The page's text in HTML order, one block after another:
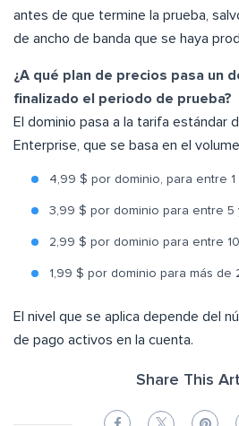
antes de que termine la prueba,
de ancho de banda que se haya
¿A qué plan de precios pasa un
finalizado el periodo de prueba?
El dominio pasa a la tarifa estándar
Enterprise, que se basa en el
4,99 $ por dominio, para entre
3,99 $ por dominio para entre 5
2,99 $ por dominio para entre
1,99 $ por dominio para más de
El nivel que se aplica depende del
de pago activos en la cuenta.
Share This